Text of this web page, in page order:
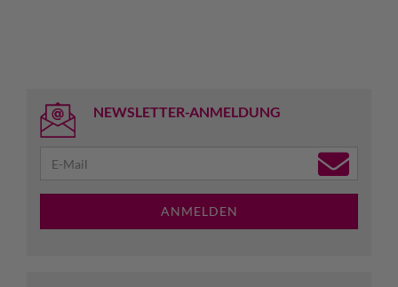
NEWSLETTER-ANMELDUNG
ANMELDEN